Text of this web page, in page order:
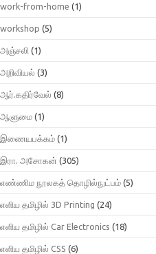
work-from-home (1)
workshop (5)
அஞ்சலி (1)
அறிவியல் (3)
ஆர்.கதிர்வேல் (8)
ஆளுமை (1)
இணையபக்கம் (1)
இரா. அசோகன் (305)
எண்ணிம நூலகத் தொழில்நுட்பம் (5)
எளிய தமிழில் 3D Printing (24)
எளிய தமிழில் Car Electronics (18)
எளிய தமிழில் CSS (6)